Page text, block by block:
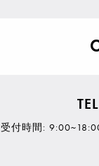
受付時間: